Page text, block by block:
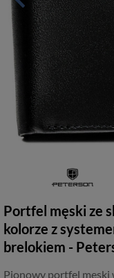
Portfel męski ze
kolorze z
brelokiem -
Pionowy portfel męski